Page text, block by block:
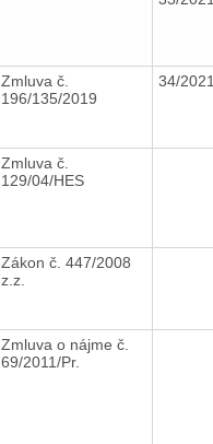
Zmluva č.
196/135/2019
34/2021
Zmluva č.
129/04/HES
Zákon č. 447/2008
z.z.
Zmluva o nájme č.
69/2011/Pr.